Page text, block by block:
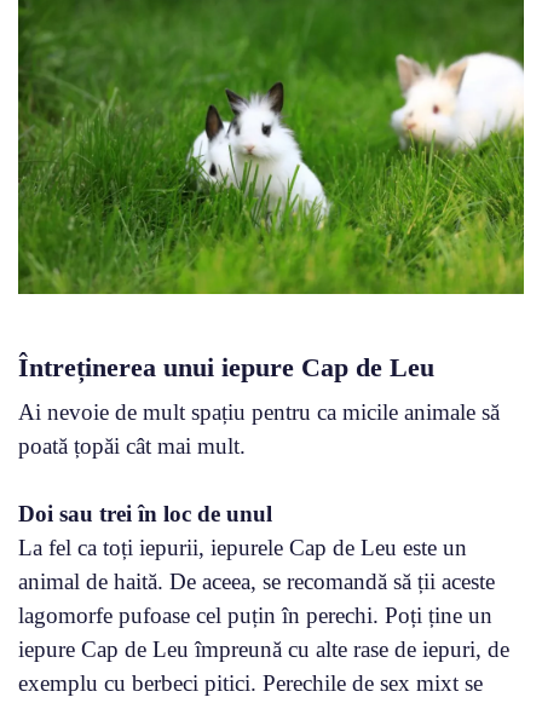
Întreținerea unui iepure Cap de Leu
Ai nevoie de mult spațiu pentru ca micile animale să
poată țopăi cât mai mult.
Doi sau trei în loc de unul
La fel ca toți iepurii, iepurele Cap de Leu este un
animal de haită. De aceea, se recomandă să ții aceste
lagomorfe pufoase cel puțin în perechi. Poți ține un
iepure Cap de Leu împreună cu alte rase de iepuri, de
exemplu cu berbeci pitici. Perechile de sex mixt se